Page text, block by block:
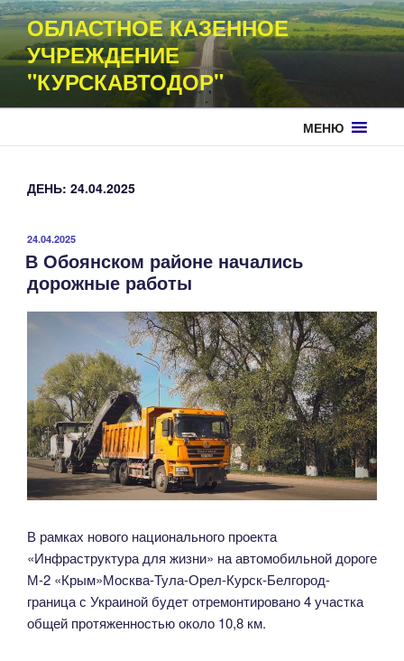
Перейти
к
содержимому
ОБЛАСТНОЕ КАЗЕННОЕ
УЧРЕЖДЕНИЕ
"КУРСКАВТОДОР"
МЕНЮ
ДЕНЬ: 24.04.2025
ОПУБЛИКОВАНО
24.04.2025
В Обоянском районе начались
дорожные работы
В рамках нового национального проекта
«Инфраструктура для жизни» на автомобильной дороге
М-2 «Крым»Москва-Тула-Орел-Курск-Белгород-
граница с Украиной будет отремонтировано 4 участка
общей протяженностью около 10,8 км.